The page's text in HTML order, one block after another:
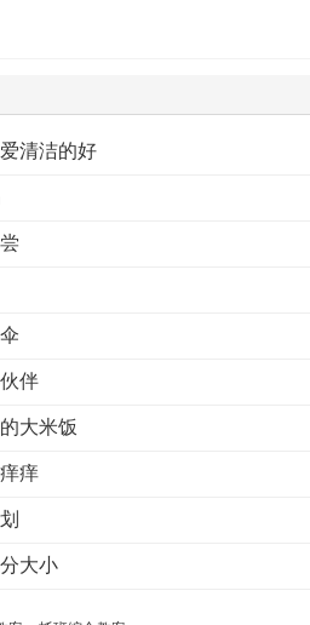
清洁的好
伴
大米饭
痒
大小